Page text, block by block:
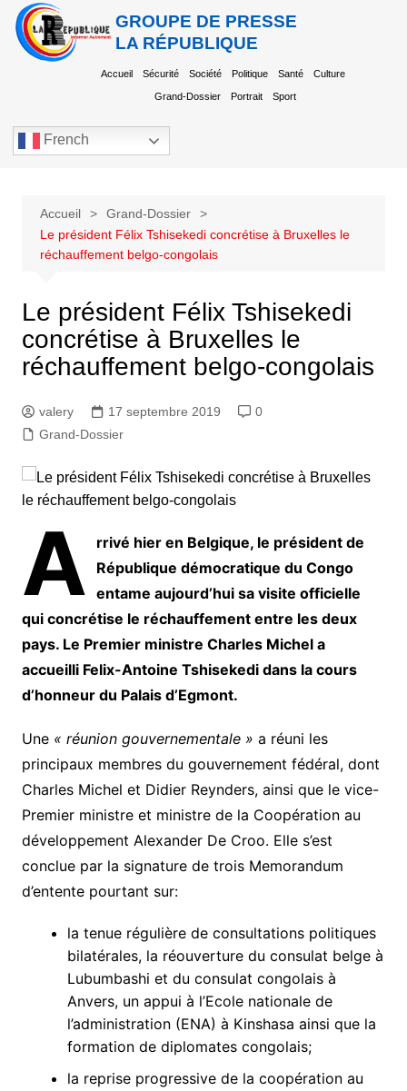
GROUPE DE PRESSE
LA RÉPUBLIQUE
Accueil Sécurité Société Politique Santé Culture
Grand-Dossier Portrait Sport
French
Accueil
Grand-Dossier
Le président Félix Tshisekedi concrétise à Bruxelles le
réchauffement belgo-congolais
Le président Félix Tshisekedi
concrétise à Bruxelles le
réchauffement belgo-congolais
valery 17 septembre 2019
0
Grand-Dossier
A
rrivé hier en Belgique, le président de
République démocratique du Congo
entame aujourd’hui sa visite officielle
qui concrétise le réchauffement entre les deux
pays. Le Premier ministre Charles Michel a
accueilli Felix-Antoine Tshisekedi dans la cours
d’honneur du Palais d’Egmont.
Une « réunion gouvernementale » a réuni les
principaux membres du gouvernement fédéral, dont
Charles Michel et Didier Reynders, ainsi que le vice-
Premier ministre et ministre de la Coopération au
développement Alexander De Croo. Elle s’est
conclue par la signature de trois Memorandum
d’entente pourtant sur:
la tenue régulière de consultations politiques
bilatérales, la réouverture du consulat belge à
Lubumbashi et du consulat congolais à
Anvers, un appui à l’Ecole nationale de
l’administration (ENA) à Kinshasa ainsi que la
formation de diplomates congolais;
la reprise progressive de la coopération au